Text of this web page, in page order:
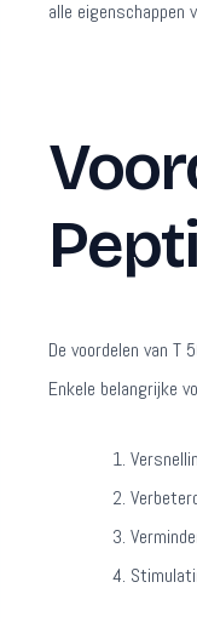
alle eigenschappen
De voordelen van
Enkele belangrijke